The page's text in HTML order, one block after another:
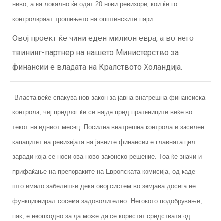
ниво, а на локално ќе одат 20 нови ревизори, кои ќе го
контролираат трошењето на општинските пари.
Овој проект ќе чини еден милион евра, а во него
твининг-партнер на нашето Министерство за
финансии е владата на Кралството Холандија.
Власта веќе спакува нов закон за јавна внатрешна финансиска
контрола, чиј предлог ќе се најде пред пратениците веќе во
текот на идниот месец. Посилна внатрешна контрола и засилен
капацитет на ревизијата на јавните финансии е главната цел
заради која се носи ова ново законско решение. Тоа ќе значи и
прифаќање на препораките на Европската комисија, од каде
што имало забелешки дека овој систем во земјава досега не
функционирал сосема задоволително. Неговото подобрување,
пак, е неопходно за да може да се користат средствата од